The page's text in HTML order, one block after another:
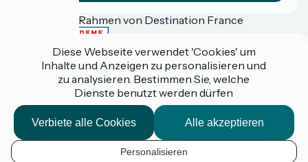
Gefördert im Rahmen von Destination France
Espace pro / presse
Plan du site
Mentions légales
Kontakt
Réalisation :
StudioJuilletet France Vélo Tourisme
Diese Webseite verwendet 'Cookies' um
Inhalte und Anzeigen zu personalisieren und
zu analysieren. Bestimmen Sie, welche
Dienste benutzt werden dürfen
Alle akzeptieren
Verbiete alle Cookies
Personalisieren